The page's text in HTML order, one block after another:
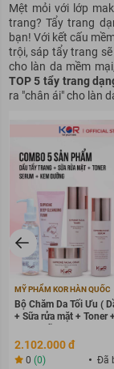
Mệt mỏi với lớp
trang? Tẩy trang
bạn! Với kết cấu
trội, sáp tẩy trang
cho làn da mềm
TOP 5 tẩy trang
ra "chân ái" cho làn
MỸ PHẨM KOR HÀN QUỐC
Bộ Chăm Da Tối Ưu (
+ Sữa rửa mặt + Toner
Kem dưỡng )
2.102.000 đ
0 (0) Đã